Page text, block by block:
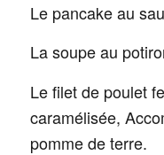
Le pancake au
La soupe au
Le filet de poulet
caramélisée,
pomme de terre.